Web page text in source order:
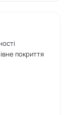
покриття